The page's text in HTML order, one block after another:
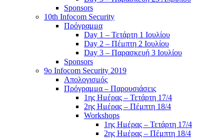
Sponsors
10th Infocom Security
Πρόγραμμα
Day 1 – Τετάρτη 1 Ιουλίου
Day 2 – Πέμπτη 2 Ιουλίου
Day 3 – Παρασκευή 3 Ιουλίου
Sponsors
9ο Infocom Security 2019
Απολογισμός
Πρόγραμμα – Παρουσιάσεις
1ης Ημέρας – Τετάρτη 17/4
2ης Ημέρας – Πέμπτη 18/4
Workshops
1ης Ημέρας – Τετάρτη 17/4
2ης Ημέρας – Πέμπτη 18/4